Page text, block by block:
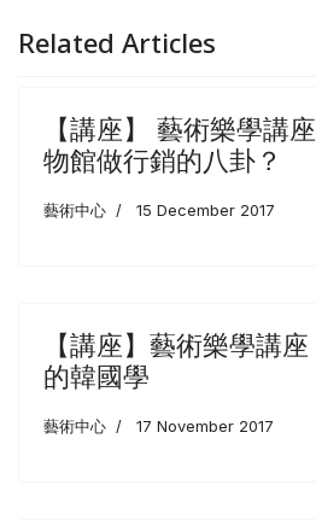
Related Articles
【講座】 藝術樂學講
物館做行銷的八卦？
藝術中心 15 December 2017
【講座】藝術樂學講
的韓國學
藝術中心 17 November 2017